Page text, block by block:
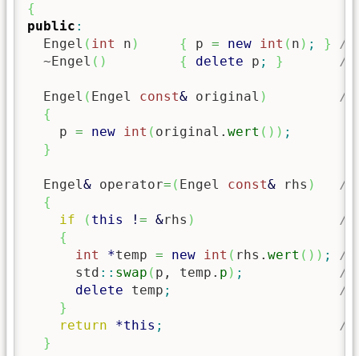
{
public :
  Engel
( int n ) { p = new int ( n ) ; }
//
  ~Engel
( ) { delete p ; } //
  Engel
( Engel const& original )
//
{
    p
= new int ( original. wert ( ) ) ;
}
  Engel
& operator= ( Engel const& rhs )
//
{
if
( this ! = &rhs )
//
{
int
*temp = new int ( rhs. wert ( ) ) ;
//
      std
:: swap ( p, temp. p ) ;
//
delete temp ;
//
}
return
*this ;
//
}